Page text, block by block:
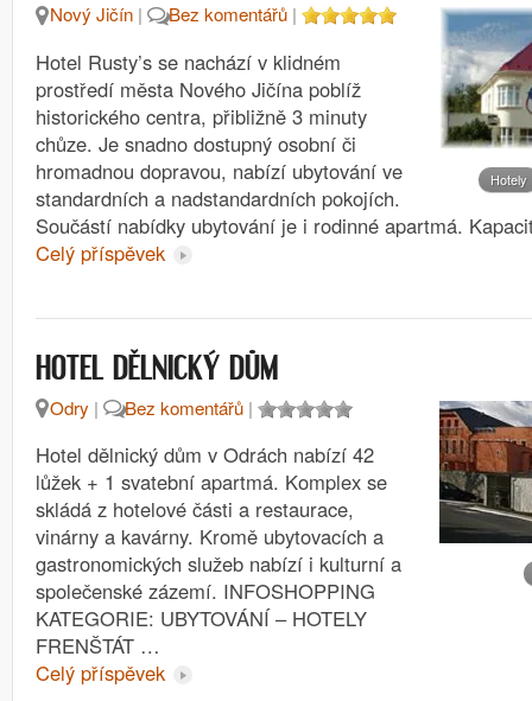
Hotely
Nový Jičín | Bez komentářů |
Hotel Rusty’s se nachází v klidném
prostředí města Nového Jičína poblíž
historického centra, přibližně 3 minuty
chůze. Je snadno dostupný osobní či
hromadnou dopravou, nabízí ubytování ve
standardních a nadstandardních pokojích.
Součástí nabídky ubytování je i rodinné apartmá.
Celý příspěvek
HOTEL DĚLNICKÝ DŮM
Odry | Bez komentářů |
Hotel dělnický dům v Odrách nabízí 42
lůžek + 1 svatební apartmá. Komplex se
skládá z hotelové části a restaurace,
vinárny a kavárny. Kromě ubytovacích a
gastronomických služeb nabízí i kulturní a
společenské zázemí. INFOSHOPPING
KATEGORIE: UBYTOVÁNÍ – HOTELY
FRENŠTÁT …
Celý příspěvek